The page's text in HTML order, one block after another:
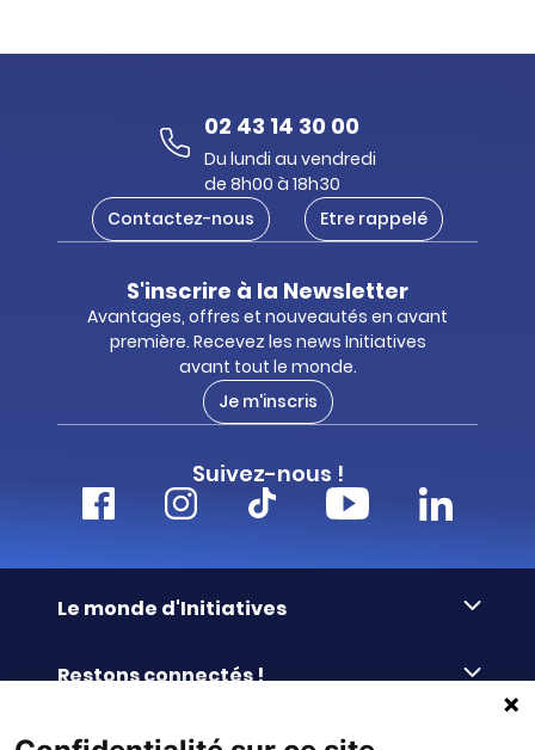
02 43 14 30 00
Du lundi au vendredi
de 8h00 à 18h30
Contactez-nous
Etre rappelé
S'inscrire à la Newsletter
Avantages, offres et nouveautés en avant
première. Recevez les news Initiatives
avant tout le monde.
Je m'inscris
Suivez-nous !
Le monde d'Initiatives
Restons connectés !
Commander facilement